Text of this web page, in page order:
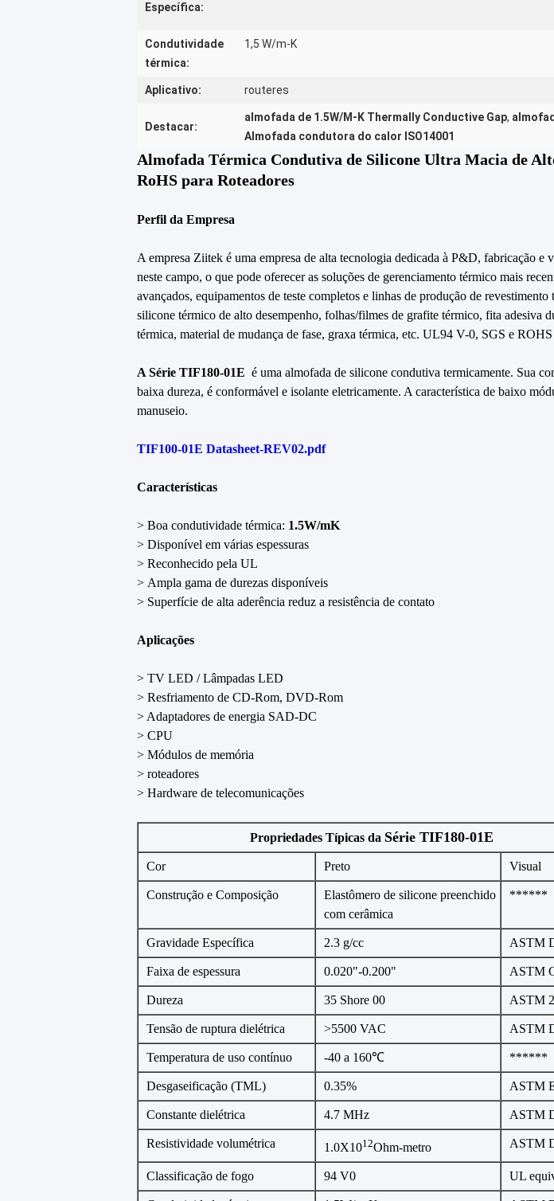
Específica:
Condutividade
térmica:
1,5 W/m-K
Aplicativo: routeres
Destacar:
almofada de 1.5W/M-K Thermally Conductive Gap,
Almofada condutora do calor ISO14001
Almofada Térmica Condutiva de Silicone Ultra Macia de
RoHS para Roteadores
Perfil da Empresa
A empresa Ziitek é uma empresa de alta tecnologia dedicada à P&D, fabricação
neste campo, o que pode oferecer as soluções de gerenciamento térmico mais
avançados, equipamentos de teste completos e linhas de produção de
silicone térmico de alto desempenho, folhas/filmes de grafite térmico, fita adesiva
térmica, material de mudança de fase, graxa térmica, etc. UL94 V-0, SGS e
A Série TIF180-01E é uma almofada de silicone condutiva termicamente. Sua
baixa dureza, é conformável e isolante eletricamente. A característica de baixo
manuseio.
TIF100-01E Datasheet-REV02.pdf
Características
> Boa condutividade térmica: 1.5W/mK
> Disponível em várias espessuras
> Reconhecido pela UL
> Ampla gama de durezas disponíveis
> Superfície de alta aderência reduz a resistência de contato
Aplicações
> TV LED / Lâmpadas LED
> Resfriamento de CD-Rom, DVD-Rom
> Adaptadores de energia SAD-DC
> CPU
> Módulos de memória
> roteadores
> Hardware de telecomunicações
Propriedades Típicas da Série TIF180-01E
Cor Preto Visual
Construção e Composição
Elastômero de silicone preenchido
com cerâmica
******
Gravidade Específica 2.3 g/cc ASTM
Faixa de espessura 0.020"-0.200" ASTM
Dureza 35 Shore 00 ASTM
Tensão de ruptura dielétrica >5500 VAC ASTM
Temperatura de uso contínuo -40 a 160℃ ******
Desgaseificação (TML) 0.35% ASTM
Constante dielétrica 4.7 MHz ASTM
Resistividade volumétrica 1.0X1012Ohm-metro ASTM
Classificação de fogo 94 V0 UL